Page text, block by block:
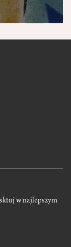
w najlepszym